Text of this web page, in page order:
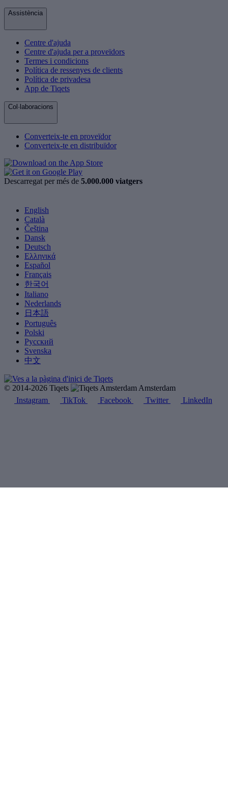
Assistència
Centre d'ajuda
Centre d'ajuda per a proveïdors
Termes i condicions
Política de ressenyes de clients
Política de privadesa
App de Tiqets
Col·laboracions
Converteix-te en proveïdor
Converteix-te en distribuïdor
Descarregat per més de 5.000.000 viatgers
English
Català
Čeština
Dansk
Deutsch
Ελληνικά
Español
Français
한국어
Italiano
Nederlands
日本語
Português
Polski
Русский
Svenska
中文
© 2014-2026 Tiqets
Amsterdam
Instagram
TikTok Facebook Twitter LinkedIn